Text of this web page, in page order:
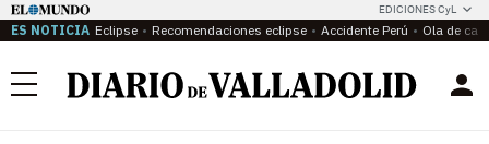
EDICIONES CyL
ES NOTICIA Eclipse Recomendaciones eclipse Accidente Perú Ola de
Menú